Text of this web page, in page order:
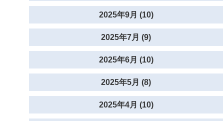
2025年9月 (10)
2025年7月 (9)
2025年6月 (10)
2025年5月 (8)
2025年4月 (10)